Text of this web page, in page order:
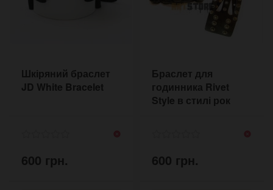
Шкіряний браслет
JD White Bracelet
600 грн.
Браслет для
годинника Rivet
Style в стилі рок
600 грн.